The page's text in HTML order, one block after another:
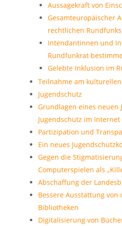
Aussagekraft von
Gesamteuropäischer
rechtlichen Rundfunks
Intendantinnen und
Rundfunkrat
Gelebte Inklusion im
Teilnahme am
Jugendschutz
Grundlagen eines neuen
Jugendschutz im Internet
Partizipation und
Ein neues
Gegen die
Computerspielen als
Abschaffung der
Bessere Ausstattung von
Bibliotheken
Digitalisierung von